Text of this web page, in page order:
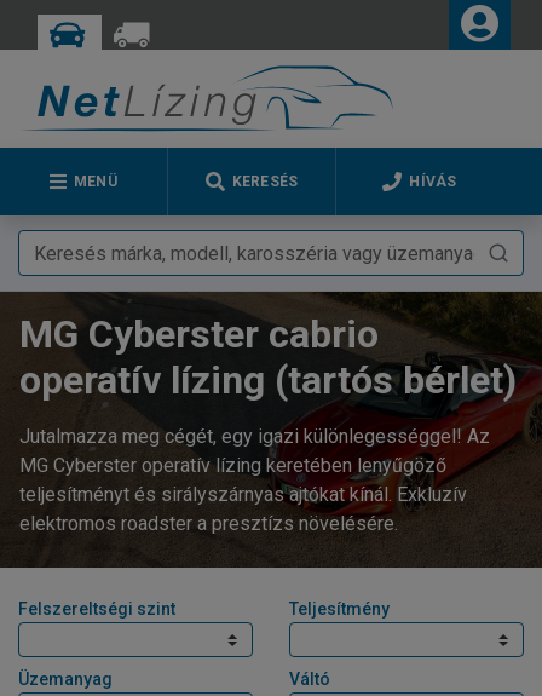
MENÜ KERESÉS HÍVÁS
MG Cyberster cabrio
operatív lízing (tartós bérlet)
Jutalmazza meg cégét, egy igazi különlegességgel! Az
MG Cyberster operatív lízing keretében lenyűgöző
teljesítményt és sirályszárnyas ajtókat kínál. Exkluzív
elektromos roadster a presztízs növelésére.
Felszereltségi szint Teljesítmény
Üzemanyag Váltó